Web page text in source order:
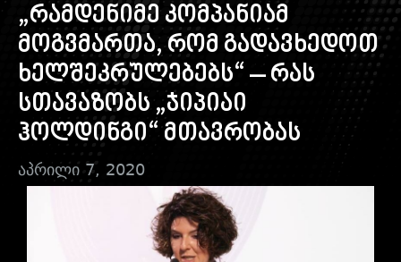
„რამდენიმე კომპანიამ
მოგვმართა, რომ გადავხედოთ
ხელშეკრულებებს“ – რას
სთავაზობს „ჯიპიაი
ჰოლდინგი“ მთავრობას
აპრილი 7, 2020